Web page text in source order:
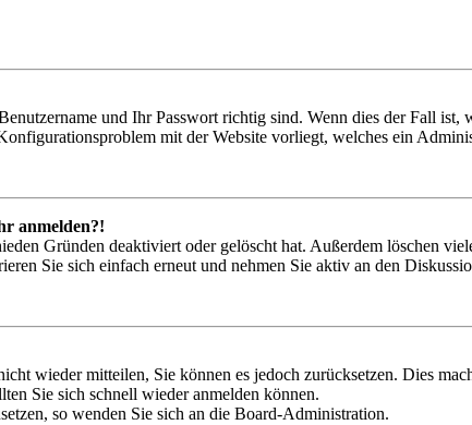
und Ihr Passwort richtig sind. Wenn dies der Fall ist,
mit der Website vorliegt, welches ein
anmelden?!
Gründen deaktiviert oder gelöscht hat. Außerdem löschen
Sie sich einfach erneut und nehmen Sie aktiv an den
wieder mitteilen, Sie können es jedoch zurücksetzen. Dies
Sie sich schnell wieder anmelden können.
so wenden Sie sich an die Board-Administration.